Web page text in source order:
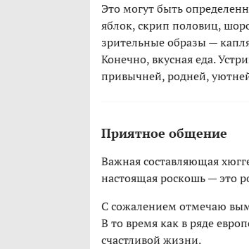
Это могут быть
яблок, скрип половиц,
зрительные образы —
Конечно, вкусная еда.
привычней, родней,
Приятное общение
Важная составляющая
настоящая роскошь — это
С сожалением отмечаю
В то время как в ряде
счастливой жизни.